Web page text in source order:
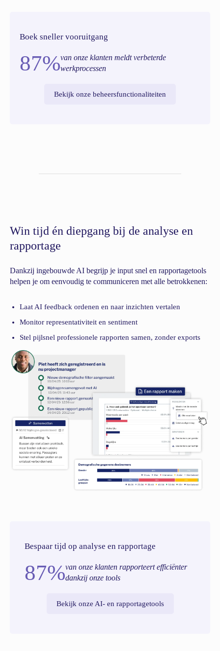
Boek sneller vooruitgang
87%van onze klanten meldt verbeterde
werkprocessen
Bekijk onze beheersfunctionaliteiten
Win tijd én diepgang bij de analyse en
rapportage
Dankzij ingebouwde AI begrijp je input snel en rapportagetools
helpen je om eenvoudig te communiceren met alle betrokkenen:
Laat AI feedback ordenen en naar inzichten vertalen
Monitor representativiteit en sentiment
Stel pijlsnel professionele rapporten samen, zonder exports
Bespaar tijd op analyse en rapportage
87%van onze klanten rapporteert efficiënter
dankzij onze tools
Bekijk onze AI- en rapportagetools